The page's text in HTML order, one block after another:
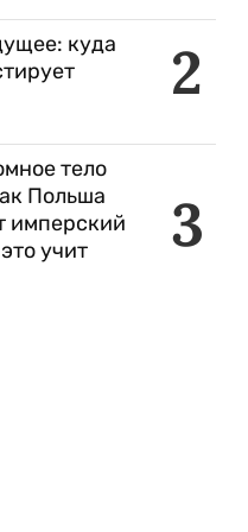
2
куда
3
тело
Польша
имперский
учит